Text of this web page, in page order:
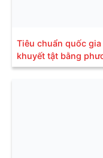
Tiêu chuẩn quốc
khuyết tật bằng